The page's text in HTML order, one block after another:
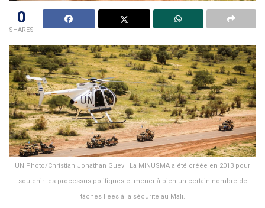
0
SHARES
UN Photo/Christian Jonathan Guev | La MINUSMA a été créée en 2013 pour
soutenir les processus politiques et mener à bien un certain nombre de
tâches liées à la sécurité au Mali.